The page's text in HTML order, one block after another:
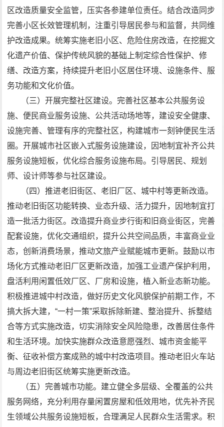
区改造质量安全监管，压实各参建单位责任。结合改造同步
完善小区长效管理机制，注重引导居民参与和监督，共同维
护改造成果。统筹实施老旧小区、危险住房改造，在挖掘文
化遗产价值、保护传统风貌的基础上制定综合性保护、修
缮、改造方案，持续提升老旧小区居住环境、设施条件、服
务功能和文化价值。
（三）开展完整社区建设。完善社区基本公共服务设
施、便民商业服务设施、公共活动场地等，建设安全健康、
设施完善、管理有序的完整社区，构建城市一刻钟便民生活
圈。开展城市社区嵌入式服务设施建设，因地制宜补齐公共
服务设施短板，优化综合服务设施布局。引导居民、规划
师、设计师等参与社区建设。
（四）推进老旧街区、老旧厂区、城中村等更新改造。
推动老旧街区功能转换、业态升级、活力提升，因地制宜打
造一批活力街区。改造提升商业步行街和旧商业街区，完善
配套设施，优化交通组织，提升公共空间品质，丰富商业业
态，创新消费场景，推动文旅产业赋能城市更新。鼓励以市
场化方式推动老旧厂区更新改造，加强工业遗产保护利用，
盘活利用闲置低效厂区、厂房和设施，植入新业态新功能。
积极推进城中村改造，做好历史文化风貌保护前期工作，不
搞大拆大建，“一村一策”采取拆除新建、整治提升、拆整结
合等方式实施改造，切实消除安全风险隐患，改善居住条件
和生活环境。加快实施群众改造意愿强烈、城市资金能平
衡、征收补偿方案成熟的城中村改造项目。推动老旧火车站
与周边老旧街区统筹实施更新改造。
（五）完善城市功能。建立健全多层级、全覆盖的公共
服务网络，充分利用存量闲置房屋和低效用地，优先补齐民
生领域公共服务设施短板，合理满足人民群众生活需求。积